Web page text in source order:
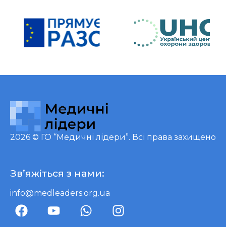
2026 © ГО “Медичні лідери”. Всі права захищено
Зв’яжіться з нами:
info@medleaders.org.ua